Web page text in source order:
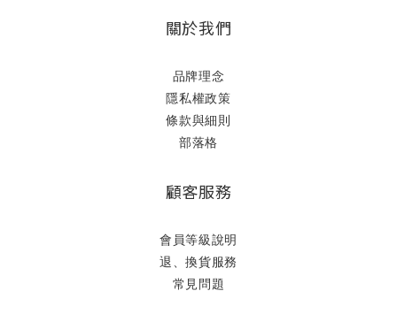
關於我們
品牌理念
隱私權政策
條款與細則
部落格
顧客服務
會員等級說明
退、換貨服務
常見問題